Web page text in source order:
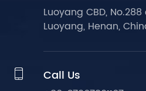
Luoyang CBD,
Luoyang, Henan,
 Call Us